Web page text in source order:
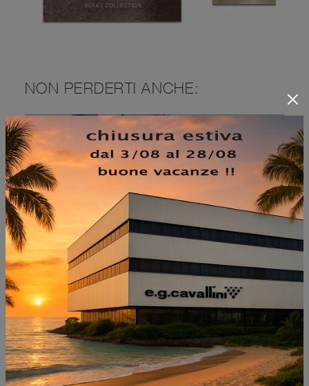
NON PERDERTI ANCHE:
KIRUNA EXECUTIVE